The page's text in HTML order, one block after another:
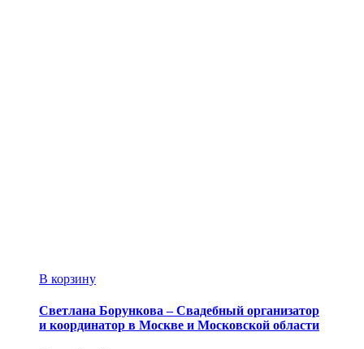
В корзину
Светлана Борункова – Свадебный организатор
и координатор в Москве и Московской области